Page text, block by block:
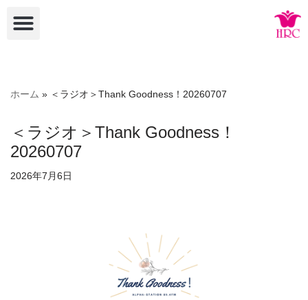
ツ
ス
キ
ホーム » ＜ラジオ＞Thank Goodness！20260707
＜ラジオ＞Thank Goodness！
20260707
2026年7月6日